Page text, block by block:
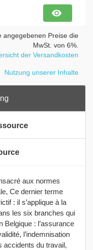
visibility
angegebenen Preise die
MwSt. von 6%.
der Versandkosten
Nutzung unserer Inhalte
aux normes
Ce dernier terme
: il s’applique à la
les six branches qui
Belgique : l’assurance
l’indemnisation
accidents du travail,